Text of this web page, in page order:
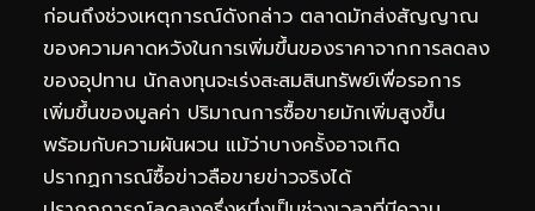
ก่อนถึงช่วงเหตุการณ์ดังกล่าว ตลาดมักส่งสัญญาณ
ของความคาดหวังในการเพิ่มขึ้นของราคาจากการลดลง
ของอุปทาน นักลงทุนจะเร่งสะสมสินทรัพย์เพื่อรอการ
เพิ่มขึ้นของมูลค่า ปริมาณการซื้อขายมักเพิ่มสูงขึ้น
พร้อมกับความผันผวน แม้ว่าบางครั้งอาจเกิด
ปรากฏการณ์ซื้อข่าวลือขายข่าวจริงได้